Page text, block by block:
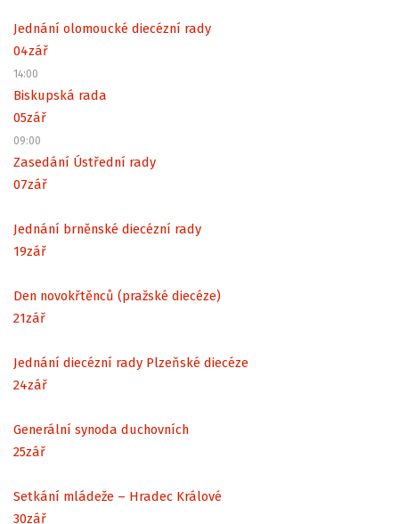
Jednání olomoucké diecézní rady
04zář
14:00
Biskupská rada
05zář
09:00
Zasedání Ústřední rady
07zář
Jednání brněnské diecézní rady
19zář
Den novokřtěnců (pražské diecéze)
21zář
Jednání diecézní rady Plzeňské diecéze
24zář
Generální synoda duchovních
25zář
Setkání mládeže – Hradec Králové
30zář